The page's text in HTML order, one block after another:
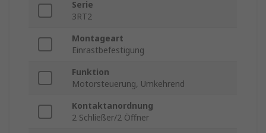
Serie
3RT2
Montageart
Einrastbefestigung
Funktion
Motorsteuerung, Umkehrend
Kontaktanordnung
2 Schließer/2 Öffner